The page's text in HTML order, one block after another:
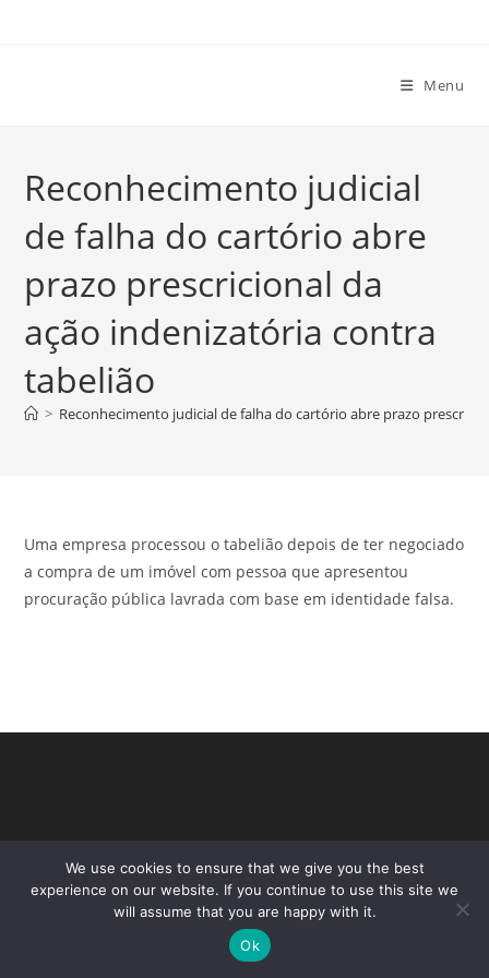
Menu
Reconhecimento judicial
de falha do cartório abre
prazo prescricional da
ação indenizatória contra
tabelião
> Reconhecimento judicial de falha do cartório abre prazo
Uma empresa processou o tabelião depois de ter negociado
a compra de um imóvel com pessoa que apresentou
procuração pública lavrada com base em identidade falsa.
Copyright - WordPress Theme by OceanWP
We use cookies to ensure that we give you the best
experience on our website. If you continue to use this site we
will assume that you are happy with it.
Ok